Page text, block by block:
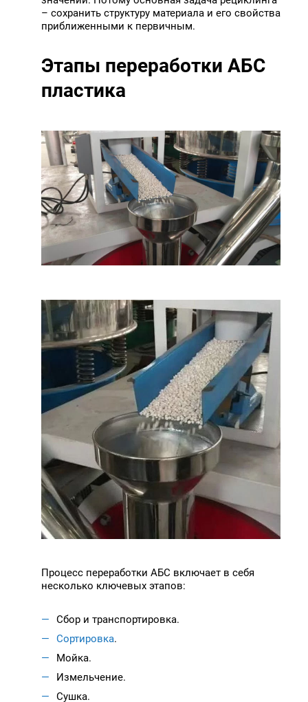
– сохранить структуру материала и его свойства
приближенными к первичным.
Этапы переработки АБС
пластика
Процесс переработки АБС включает в себя
несколько ключевых этапов:
Сбор и транспортировка.
Сортировка.
Мойка.
Измельчение.
Сушка.